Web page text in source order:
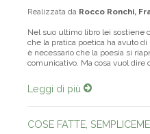
Realizzata da Rocco Ronchi,
Nel suo ultimo libro lei sostiene
che la pratica poetica ha avuto
è necessario che la poesia si
comunicativo. Ma cosa vuol dire
Leggi di più
COSE FATTE,